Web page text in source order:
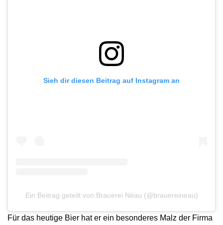
Sieh dir diesen Beitrag auf Instagram an
Ein Beitrag geteilt von Brauerei Néau (@brauereineau)
Für das heutige Bier hat er ein besonderes Malz der Firma